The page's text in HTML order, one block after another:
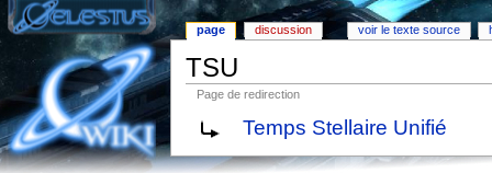
TSU
Page de redirection
Temps Stellaire Unifié
page discussion voir le texte source